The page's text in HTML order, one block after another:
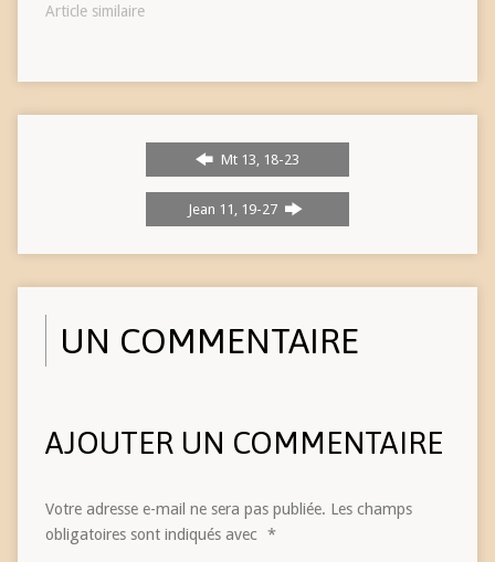
Article similaire
Mt 13, 18-23
Jean 11, 19-27
UN COMMENTAIRE
AJOUTER UN COMMENTAIRE
Votre adresse e-mail ne sera pas publiée. Les champs
obligatoires sont indiqués avec *